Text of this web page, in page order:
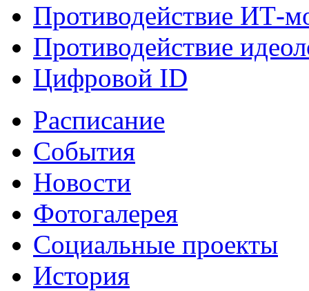
Противодействие ИТ-
Противодействие
Цифровой ID
Расписание
События
Новости
Фотогалерея
Социальные проекты
История